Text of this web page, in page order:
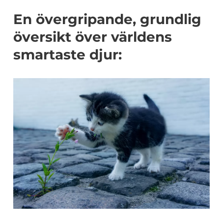
En övergripande, grundlig
översikt över världens
smartaste djur: